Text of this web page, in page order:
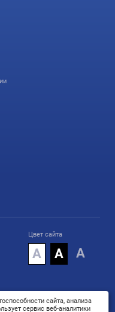
Цвет сайта
А А А
сайта, анализа
сервис веб-аналитики